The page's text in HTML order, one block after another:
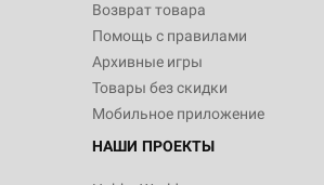
Возврат товара
Помощь с правилами
Архивные игры
Товары без скидки
Мобильное приложение
НАШИ ПРОЕКТЫ